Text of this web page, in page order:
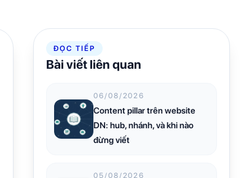
ĐỌC TIẾP
Bài viết liên quan
06/08/2026
Content pillar trên website
DN: hub, nhánh, và khi nào
đừng viết
05/08/2026